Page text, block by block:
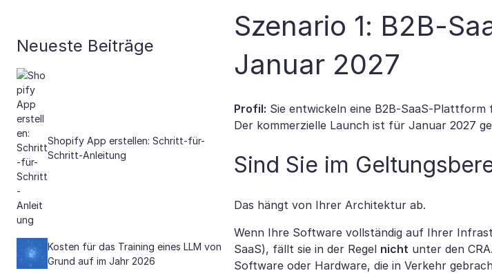
Neueste Beiträge
Shopify App erstellen: Schritt-für-
Schritt-Anleitung
Kosten für das Training eines LLM von
Grund auf im Jahr 2026
Szenario 1: B2B-
Januar 2027
Profil: Sie entwickeln eine B2B-SaaS-
Der kommerzielle Launch ist für Januar 2027
Sind Sie im
Das hängt von Ihrer Architektur ab.
Wenn Ihre Software vollständig auf Ihrer
SaaS), fällt sie in der Regel nicht unter den
Software oder Hardware, die in Verkehr